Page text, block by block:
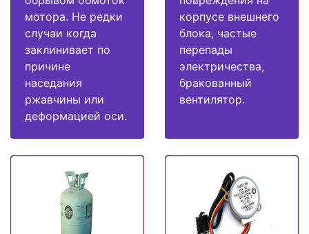
мотора. Не редки
случаи когда
заклинивает по
причине
наседания
ржавчины или
деформацией оси.
корпусе внешнего
блока, частые
перепады
электричества,
бракованный
вентилятор.